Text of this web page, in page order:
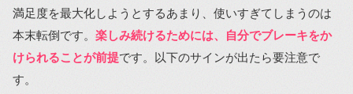
満足度を最大化しようとするあまり、使いすぎてしまうのは
本末転倒です。 楽しみ続けるためには、自分でブレーキをか
けられることが前提です。以下のサインが出たら要注意で
す。